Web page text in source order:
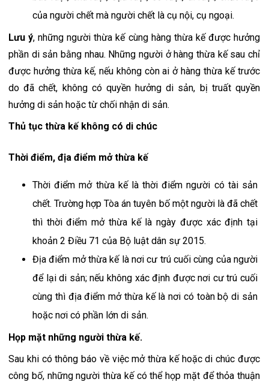
của người chết mà người chết là cụ nội, cụ ngoại.
Lưu ý, những người thừa kế cùng hàng thừa kế được hưởng
phần di sản bằng nhau. Những người ở hàng thừa kế sau chỉ
được hưởng thừa kế, nếu không còn ai ở hàng thừa kế trước
do đã chết, không có quyền hưởng di sản, bị truất quyền
hưởng di sản hoặc từ chối nhận di sản.
Thủ tục thừa kế không có di chúc
Thời điểm, địa điểm mở thừa kế
Thời điểm mở thừa kế là thời điểm người có tài sản
chết. Trường hợp Tòa án tuyên bố một người là đã chết
thì thời điểm mở thừa kế là ngày được xác định tại
khoản 2 Điều 71 của Bộ luật dân sự 2015.
Địa điểm mở thừa kế là nơi cư trú cuối cùng của người
để lại di sản; nếu không xác định được nơi cư trú cuối
cùng thì địa điểm mở thừa kế là nơi có toàn bộ di sản
hoặc nơi có phần lớn di sản.
Họp mặt những người thừa kế.
Sau khi có thông báo về việc mở thừa kế hoặc di chúc được
công bố, những người thừa kế có thể họp mặt để thỏa thuận